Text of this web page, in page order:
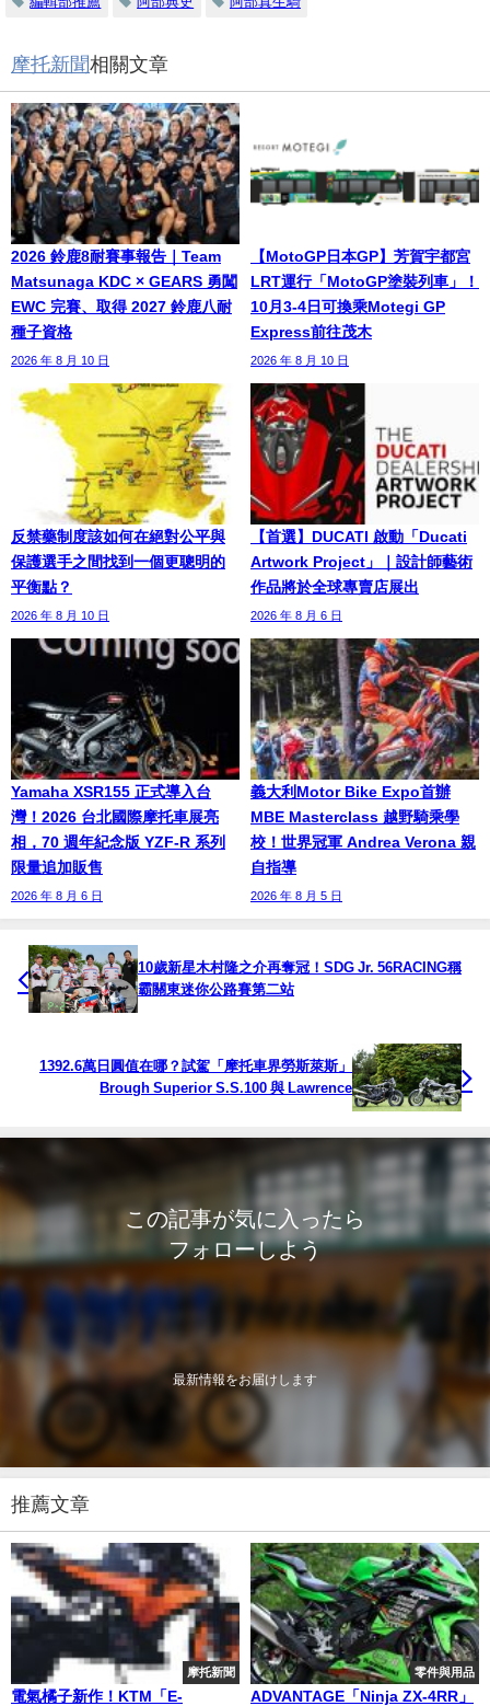
摩托新聞相關文章
2026 鈴鹿8耐賽事報告｜Team
Matsunaga KDC × GEARS 勇闖
EWC 完賽、取得 2027 鈴鹿八耐
種子資格
2026 年 8 月 10 日
【MotoGP日本GP】芳賀宇都宮
LRT運行「MotoGP塗裝列車」！
10月3-4日可換乘Motegi GP
Express前往茂木
2026 年 8 月 10 日
反禁藥制度該如何在絕對公平與
保護選手之間找到一個更聰明的
平衡點？
2026 年 8 月 10 日
【首選】DUCATI 啟動「Ducati
Artwork Project」｜設計師藝術
作品將於全球專賣店展出
2026 年 8 月 6 日
Yamaha XSR155 正式導入台
灣！2026 台北國際摩托車展亮
相，70 週年紀念版 YZF-R 系列
限量追加販售
2026 年 8 月 6 日
義大利Motor Bike Expo首辦
MBE Masterclass 越野騎乘學
校！世界冠軍 Andrea Verona 親
自指導
2026 年 8 月 5 日
10歲新星木村隆之介再奪冠！SDG Jr. 56RACING稱
霸關東迷你公路賽第二站
1392.6萬日圓值在哪？試駕「摩托車界勞斯萊斯」
Brough Superior S.S.100 與 Lawrence
この記事が気に入ったら
フォローしよう
最新情報をお届けします
推薦文章
摩托新聞
電氣橘子新作！KTM「E-
零件與用品
ADVANTAGE「Ninja ZX-4RR」